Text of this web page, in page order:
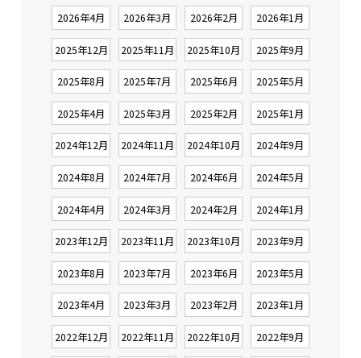
2026年4月 2026年3月 2026年2月 2026年1月
2025年12月 2025年11月 2025年10月 2025年9月
2025年8月 2025年7月 2025年6月 2025年5月
2025年4月 2025年3月 2025年2月 2025年1月
2024年12月 2024年11月 2024年10月 2024年9月
2024年8月 2024年7月 2024年6月 2024年5月
2024年4月 2024年3月 2024年2月 2024年1月
2023年12月 2023年11月 2023年10月 2023年9月
2023年8月 2023年7月 2023年6月 2023年5月
2023年4月 2023年3月 2023年2月 2023年1月
2022年12月 2022年11月 2022年10月 2022年9月